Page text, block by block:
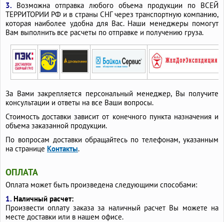
3. Возможна отправка любого объема продукции по ВСЕЙ
ТЕРРИТОРИИ РФ и в страны СНГ через транспортную компанию,
которая наиболее удобна для Вас. Наши менеджеры помогут
Вам выполнить все расчеты по отправке и получению груза.
За Вами закрепляется персональный менеджер, Вы получите
консультации и ответы на все Ваши вопросы.
Стоимость доставки зависит от конечного пункта назначения и
объема заказанной продукции.
По вопросам доставки обращайтесь по телефонам, указанным
на странице Контакты.
ОПЛАТА
Оплата может быть произведена следующими способами:
1. Наличный расчет:
Произвести оплату заказа за наличный расчет Вы можете на
месте доставки или в нашем офисе.